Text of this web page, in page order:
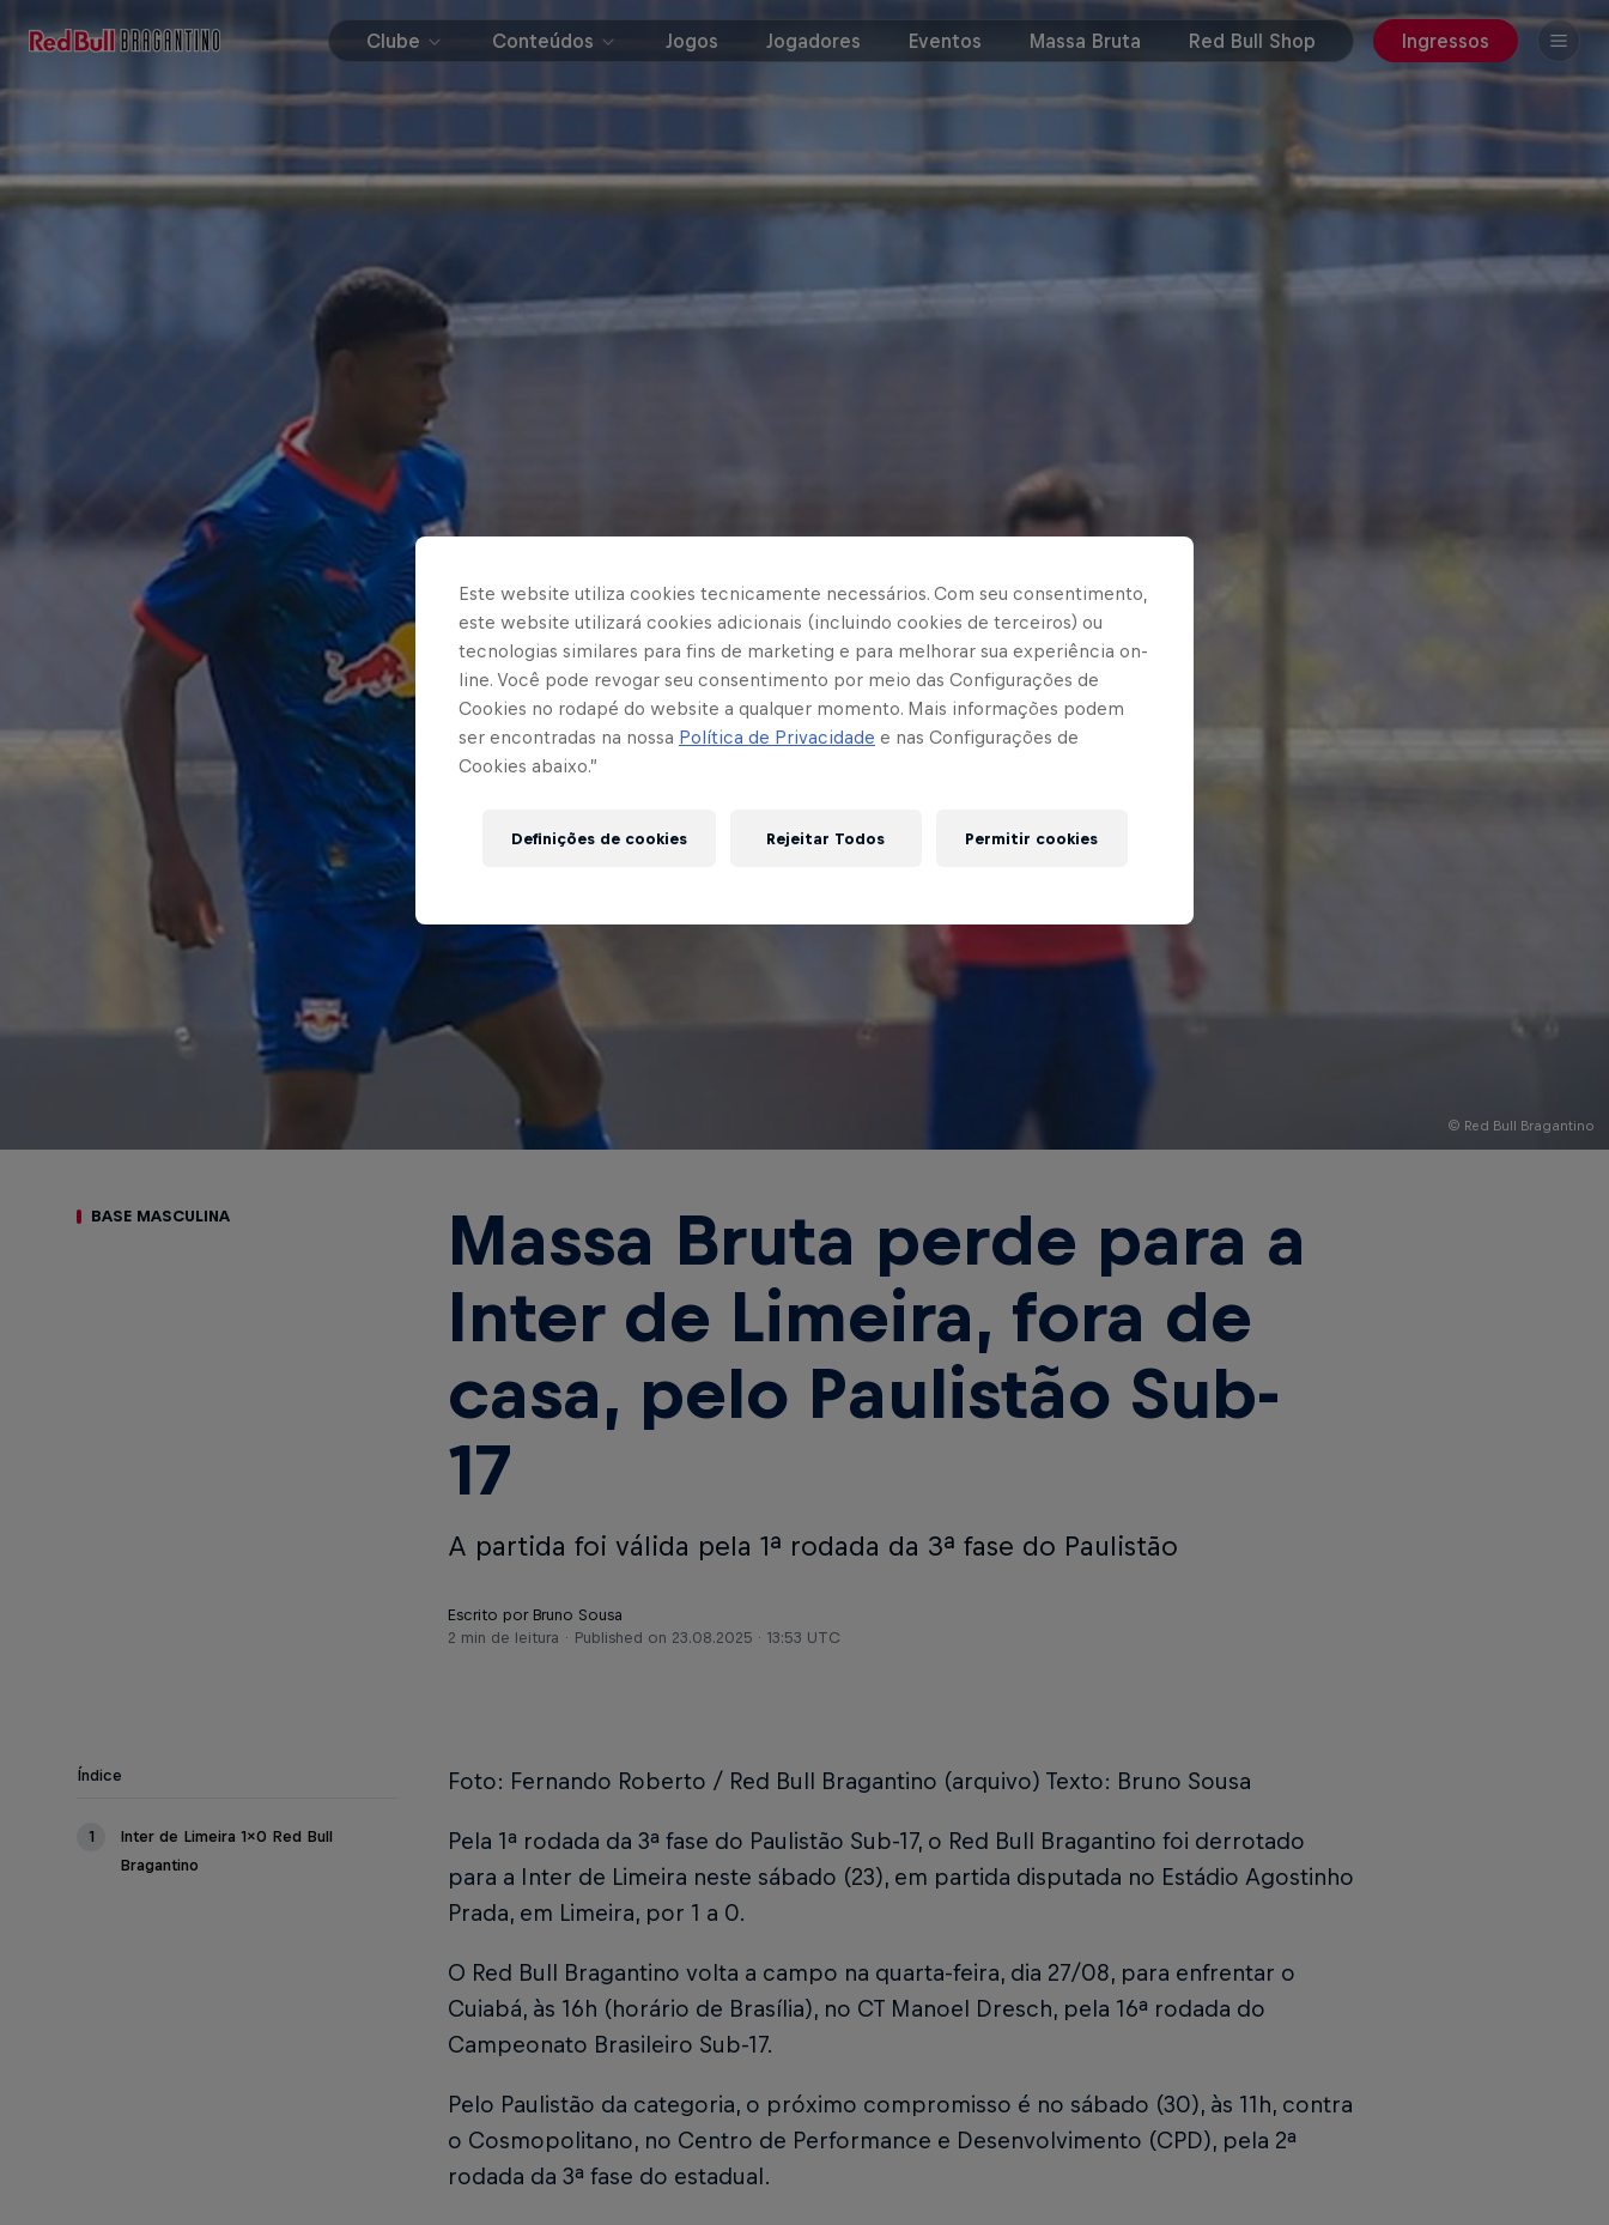
Clube Conteúdos Jogos Jogadores Eventos Massa Bruta Red Bull Shop Ingressos
© Red Bull Bragantino
BASE MASCULINA
Massa Bruta perde para a
Inter de Limeira, fora de
casa, pelo Paulistão Sub-
17
A partida foi válida pela 1ª rodada da 3ª fase do Paulistão
Escrito por Bruno Sousa
2 min de leitura
Published on 23.08.2025 · 13:53 UTC
Índice
1
Inter de Limeira 1x0 Red Bull
Bragantino
Foto: Fernando Roberto / Red Bull Bragantino (arquivo) Texto: Bruno Sousa
Pela 1ª rodada da 3ª fase do Paulistão Sub-17, o Red Bull Bragantino foi derrotado
para a Inter de Limeira neste sábado (23), em partida disputada no Estádio Agostinho
Prada, em Limeira, por 1 a 0.
O Red Bull Bragantino volta a campo na quarta-feira, dia 27/08, para enfrentar o
Cuiabá, às 16h (horário de Brasília), no CT Manoel Dresch, pela 16ª rodada do
Campeonato Brasileiro Sub-17.
Pelo Paulistão da categoria, o próximo compromisso é no sábado (30), às 11h, contra
o Cosmopolitano, no Centro de Performance e Desenvolvimento (CPD), pela 2ª
rodada da 3ª fase do estadual.
Este website utiliza cookies tecnicamente necessários. Com seu consentimento,
este website utilizará cookies adicionais (incluindo cookies de terceiros) ou
tecnologias similares para fins de marketing e para melhorar sua experiência on-
line. Você pode revogar seu consentimento por meio das Configurações de
Cookies no rodapé do website a qualquer momento. Mais informações podem
ser encontradas na nossa Política de Privacidade e nas Configurações de
Cookies abaixo.”
Definições de cookies Rejeitar Todos Permitir cookies